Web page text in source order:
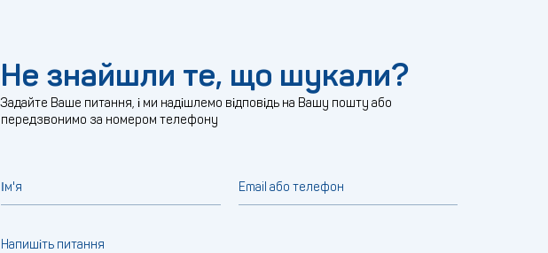
Не знайшли те, що шукали?
Задайте Ваше питання, і ми надішлемо відповідь на Вашу пошту або
передзвонимо за номером телефону
Ім'я Email або телефон
Напишіть питання